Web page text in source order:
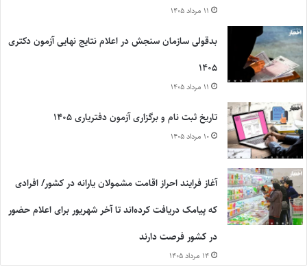
۱۱ مرداد ۱۴۰۵
بدقولی سازمان سنجش در اعلام نتایج نهایی آزمون دکتری
۱۴۰۵
۱۱ مرداد ۱۴۰۵
تاریخ ثبت نام و برگزاری آزمون دفتریاری ۱۴۰۵
۱۰ مرداد ۱۴۰۵
آغاز فرایند احراز اقامت مشمولان یارانه در کشور/ افرادی
که پیامک دریافت کرده‌اند تا آخر شهریور برای اعلام حضور
در کشور فرصت دارند
۱۴ مرداد ۱۴۰۵